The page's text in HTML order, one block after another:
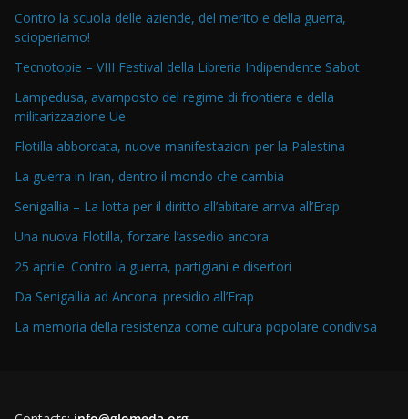
Contro la scuola delle aziende, del merito e della guerra,
scioperiamo!
Tecnotopie – VIII Festival della Libreria Indipendente Sabot
Lampedusa, avamposto del regime di frontiera e della
militarizzazione Ue
Flotilla abbordata, nuove manifestazioni per la Palestina
La guerra in Iran, dentro il mondo che cambia
Senigallia – La lotta per il diritto all’abitare arriva all’Erap
Una nuova Flotilla, forzare l’assedio ancora
25 aprile. Contro la guerra, partigiani e disertori
Da Senigallia ad Ancona: presidio all’Erap
La memoria della resistenza come cultura popolare condivisa